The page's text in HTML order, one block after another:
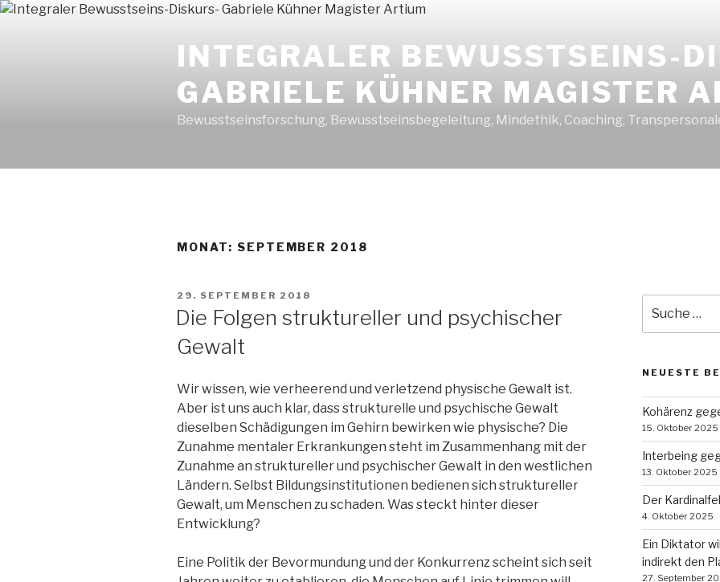
Zum
INTEGRALER BEWUSSTSEINS-
GABRIELE KÜHNER MAGISTER
Bewusstseinsforschung, Bewusstseinsbegeleitung, Mindethik, Coaching,
MONAT: SEPTEMBER 2018
VERÖFFENTLICHT
AM
29. SEPTEMBER 2018
Die Folgen struktureller und psychischer
Gewalt
Wir wissen, wie verheerend und verletzend physische Gewalt ist.
Aber ist uns auch klar, dass strukturelle und psychische Gewalt
dieselben Schädigungen im Gehirn bewirken wie physische? Die
Zunahme mentaler Erkrankungen steht im Zusammenhang mit der
Zunahme an struktureller und psychischer Gewalt in den westlichen
Ländern. Selbst Bildungsinstitutionen bedienen sich struktureller
Gewalt, um Menschen zu schaden. Was steckt hinter dieser
Entwicklung?
Eine Politik der Bevormundung und der Konkurrenz scheint sich seit
nach:
NEUESTE
Kohärenz
15. Oktober 2025
Interbeing
13. Oktober 2025
Der
4. Oktober 2025
Ein Diktator
indirekt den
27. September